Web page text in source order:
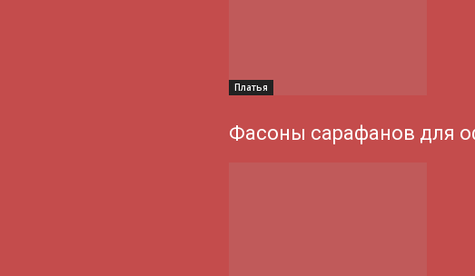
Платья
Фасоны сарафанов для